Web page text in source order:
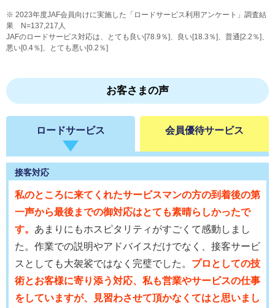
2023年度JAF会員向けに実施した「ロードサービス利用アンケート」調査結
果 N=137,217人
JAFのロードサービス対応は、とても良い[78.9％]、良い[18.3％]、普通[2.2％]、
悪い[0.4％]、とても悪い[0.2％]
お客さまの声
ロードサービス
接客対応
私のところに来てくれたサービスマンの方の到着後の第
一声から最後までの御対応はとても素晴らしかったで
す。 あまりにもホスピタリティがすごくて感動しまし
た。作業での説明やアドバイスだけでなく、接客サービ
スとしても大袈裟ではなく完璧でした。 プロとしての技
術とお客様に寄り添う対応、私も営業やサービスの仕事
をしていますが、見習わさせて頂かなくてはと思いまし
会員優待サービス